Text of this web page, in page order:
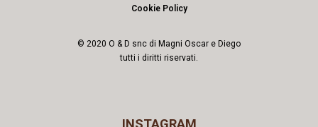
Cookie Policy
© 2020 O & D snc di Magni Oscar e Diego
tutti i diritti riservati.
INSTAGRAM